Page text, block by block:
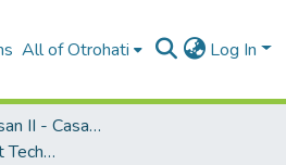
All of Otrohati Log In
Université Hassan II - Casablanca
CEDoc en Sciences et Techniques et Sciences Médicales (CED -STSM)